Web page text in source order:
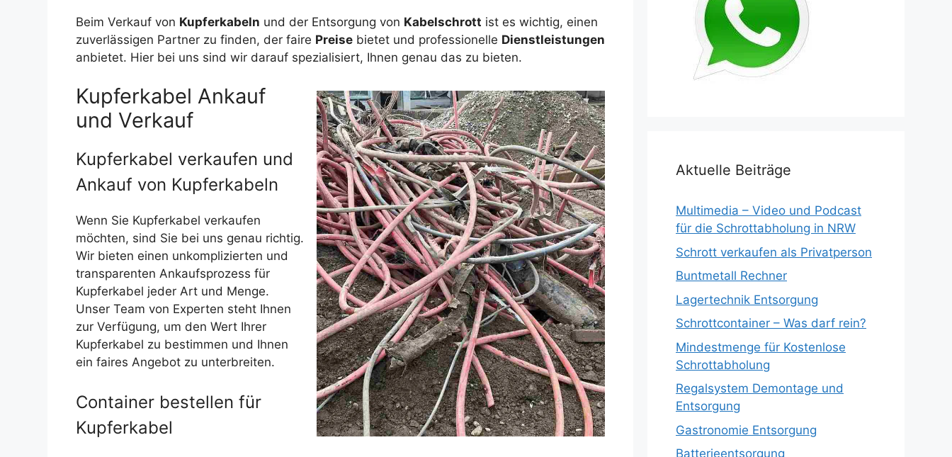
Beim Verkauf von Kupferkabeln und der Entsorgung von Kabelschrott ist es wichtig, einen
zuverlässigen Partner zu finden, der faire Preise bietet und professionelle Dienstleistungen
anbietet. Hier bei uns sind wir darauf spezialisiert, Ihnen genau das zu bieten.
Kupferkabel Ankauf
und Verkauf
Kupferkabel verkaufen und
Ankauf von Kupferkabeln
Wenn Sie Kupferkabel verkaufen
möchten, sind Sie bei uns genau richtig.
Wir bieten einen unkomplizierten und
transparenten Ankaufsprozess für
Kupferkabel jeder Art und Menge.
Unser Team von Experten steht Ihnen
zur Verfügung, um den Wert Ihrer
Kupferkabel zu bestimmen und Ihnen
ein faires Angebot zu unterbreiten.
Container bestellen für
Kupferkabel
Aktuelle Beiträge
Multimedia – Video und Podcast
für die Schrottabholung in NRW
Schrott verkaufen als Privatperson
Buntmetall Rechner
Lagertechnik Entsorgung
Schrottcontainer – Was darf rein?
Mindestmenge für Kostenlose
Schrottabholung
Regalsystem Demontage und
Entsorgung
Gastronomie Entsorgung
Batterieentsorgung